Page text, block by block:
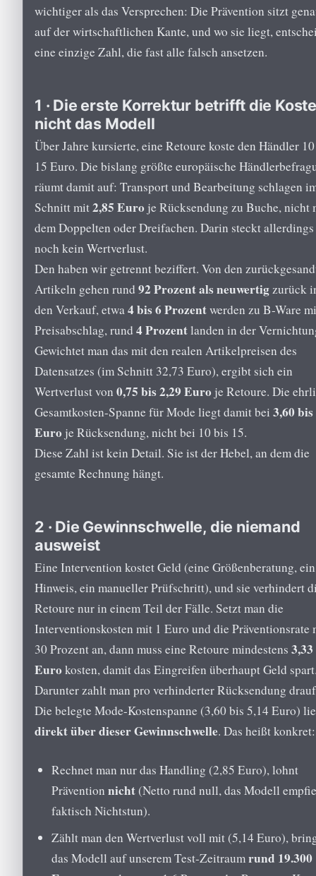
wichtiger als das Versprechen: Die Prävention sitzt
auf der wirtschaftlichen Kante, und wo sie liegt,
eine einzige Zahl, die fast alle falsch ansetzen.
1 · Die erste Korrektur betrifft die
nicht das Modell
Über Jahre kursierte, eine Retoure koste den Händler
15 Euro. Die bislang größte europäische
räumt damit auf: Transport und Bearbeitung schlagen
Schnitt mit2,85 Euro je Rücksendung zu Buche, nicht
dem Doppelten oder Dreifachen. Darin steckt allerdings
noch kein Wertverlust.
Den haben wir getrennt beziffert. Von den
Artikeln gehen rund 92 Prozent als neuwertigzurück
den Verkauf, etwa4 bis 6 Prozentwerden zu B-Ware
Preisabschlag, rund 4 Prozentlanden in der
Gewichtet man das mit den realen Artikelpreisen des
Datensatzes (im Schnitt 32,73 Euro), ergibt sich ein
Wertverlust von 0,75 bis 2,29 Euro je Retoure. Die
Gesamtkosten-Spanne für Mode liegt damit bei 3,60
Euro je Rücksendung, nicht bei 10 bis 15.
Diese Zahl ist kein Detail. Sie ist der Hebel, an dem die
gesamte Rechnung hängt.
2 · Die Gewinnschwelle, die niemand
ausweist
Eine Intervention kostet Geld (eine Größenberatung, ein
Hinweis, ein manueller Prüfschritt), und sie verhindert
Retoure nur in einem Teil der Fälle. Setzt man die
Interventionskosten mit 1 Euro und die Präventionsrate
30 Prozent an, dann muss eine Retoure mindestens 3,33
Euro kosten, damit das Eingreifen überhaupt Geld
Darunter zahlt man pro verhinderter Rücksendung
Die belegte Mode-Kostenspanne (3,60 bis 5,14 Euro)
direkt über dieser Gewinnschwelle. Das heißt konkret:
Rechnet man nur das Handling (2,85 Euro), lohnt
Präventionnicht (Netto rund null, das Modell
faktisch Nichtstun).
Zählt man den Wertverlust voll mit (5,14 Euro),
das Modell auf unserem Test-Zeitraumrund 19.300